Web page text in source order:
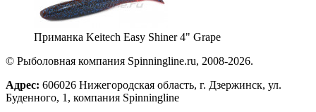
Приманка Keitech Easy Shiner 4" Grape
© Рыболовная компания Spinningline.ru, 2008-2026.
Адрес: 606026 Нижегородская область, г. Дзержинск, ул.
Буденного, 1, компания Spinningline